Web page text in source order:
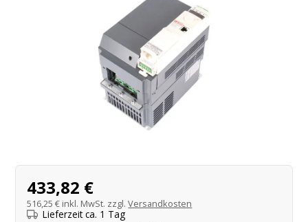
Produktangebot
433,82 €
516,25 € inkl. MwSt. zzgl.Versandkosten
Lieferzeit ca. 1 Tag